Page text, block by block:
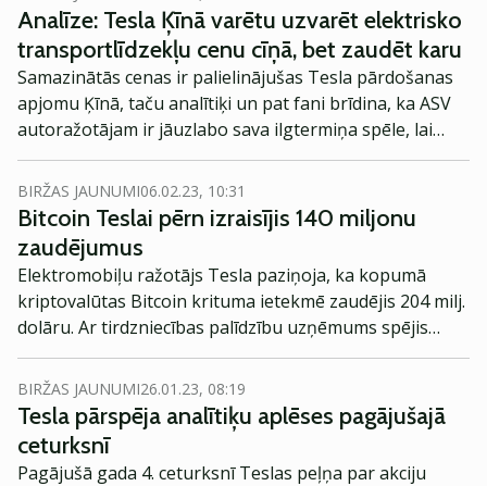
Analīze: Tesla Ķīnā varētu uzvarēt elektrisko
transportlīdzekļu cenu cīņā, bet zaudēt karu
Samazinātās cenas ir palielinājušas Tesla pārdošanas
apjomu Ķīnā, taču analītiķi un pat fani brīdina, ka ASV
autoražotājam ir jāuzlabo sava ilgtermiņa spēle, lai
izvairītos no "aizrīšanās" ar strauji mainīgo konkurentu
putekļiem.
BIRŽAS JAUNUMI06.02.23, 10:31
Bitcoin Teslai pērn izraisījis 140 miljonu
zaudējumus
Elektromobiļu ražotājs Tesla paziņoja, ka kopumā
kriptovalūtas Bitcoin krituma ietekmē zaudējis 204 milj.
dolāru. Ar tirdzniecības palīdzību uzņēmums spējis
atgūt 64 milj. dolāru, kas noved pie kopējiem
zaudējumiem 140 milj. dolāru apmērā, ziņo BBC.
BIRŽAS JAUNUMI26.01.23, 08:19
Tesla pārspēja analītiķu aplēses pagājušajā
ceturksnī
Pagājušā gada 4. ceturksnī Teslas peļņa par akciju